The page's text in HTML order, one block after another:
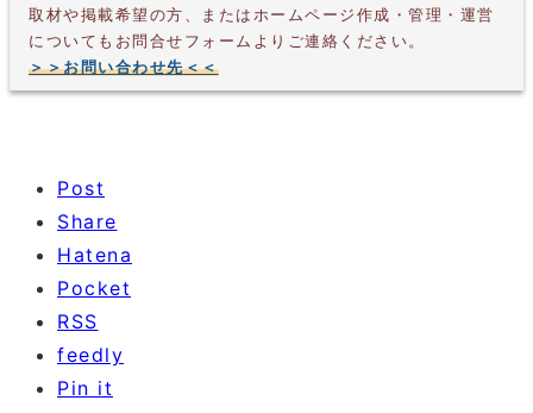
取材や掲載希望の方、またはホームページ作成・管理・運営
についてもお問合せフォームよりご連絡ください。
＞＞お問い合わせ先＜＜
Post
Share
Hatena
Pocket
RSS
feedly
Pin it